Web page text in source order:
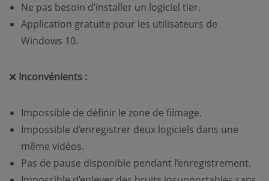
Ne pas besoin d’installer un logiciel tier.
Application gratuite pour les utilisateurs de
Windows 10.
❌ Inconvénients :
Impossible de définir le zone de filmage.
Impossible d’enregistrer deux logiciels dans une
même vidéos.
Pas de pause disponible pendant l’enregistrement.